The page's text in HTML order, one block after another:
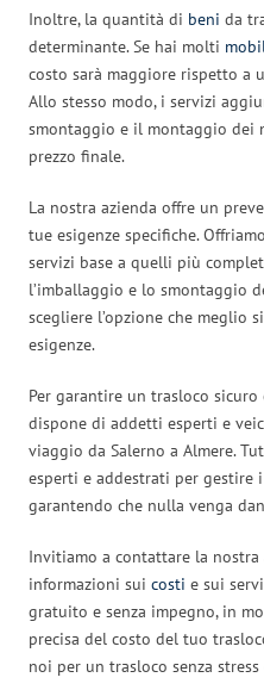
Inoltre, la quantità di beni da
determinante. Se hai molti
costo sarà maggiore rispetto a
Allo stesso modo, i servizi
smontaggio e il montaggio dei
prezzo finale.
La nostra azienda offre un
tue esigenze specifiche.
servizi base a quelli più
l’imballaggio e lo smontaggio
scegliere l’opzione che meglio
esigenze.
Per garantire un trasloco
dispone di addetti esperti e
viaggio da Salerno a Almere.
esperti e addestrati per gestire
garantendo che nulla venga
Invitiamo a contattare la
informazioni sui costi e sui
gratuito e senza impegno, in
precisa del costo del tuo
noi per un trasloco senza stress